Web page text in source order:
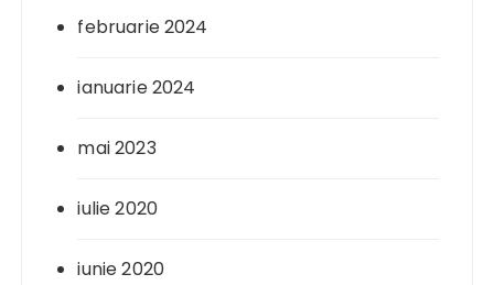
februarie 2024
ianuarie 2024
mai 2023
iulie 2020
iunie 2020